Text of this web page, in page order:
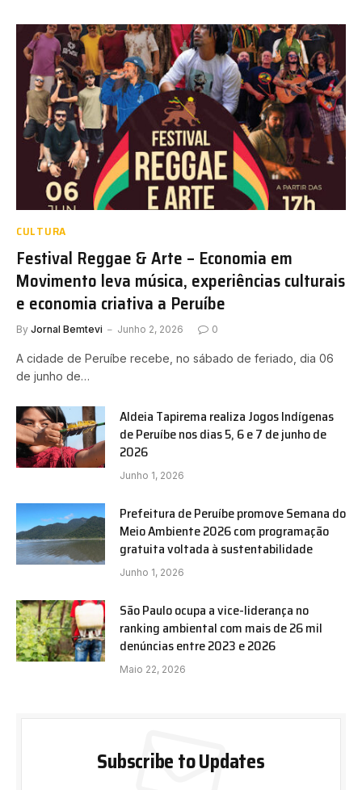
CULTURA
Festival Reggae & Arte – Economia em
Movimento leva música, experiências culturais
e economia criativa a Peruíbe
By Jornal Bemtevi Junho 2, 2026 0
A cidade de Peruíbe recebe, no sábado de feriado, dia 06
de junho de…
Aldeia Tapirema realiza Jogos Indígenas
de Peruíbe nos dias 5, 6 e 7 de junho de
2026
Junho 1, 2026
Prefeitura de Peruíbe promove Semana do
Meio Ambiente 2026 com programação
gratuita voltada à sustentabilidade
Junho 1, 2026
São Paulo ocupa a vice-liderança no
ranking ambiental com mais de 26 mil
denúncias entre 2023 e 2026
Maio 22, 2026
Subscribe to Updates